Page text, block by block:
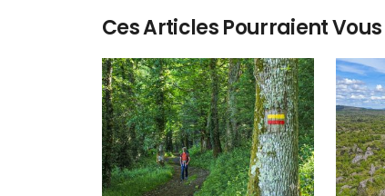
Ces Articles Pourraient